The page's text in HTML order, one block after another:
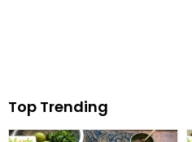
Top Trending